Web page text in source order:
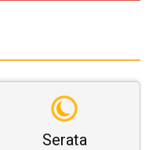
Serata